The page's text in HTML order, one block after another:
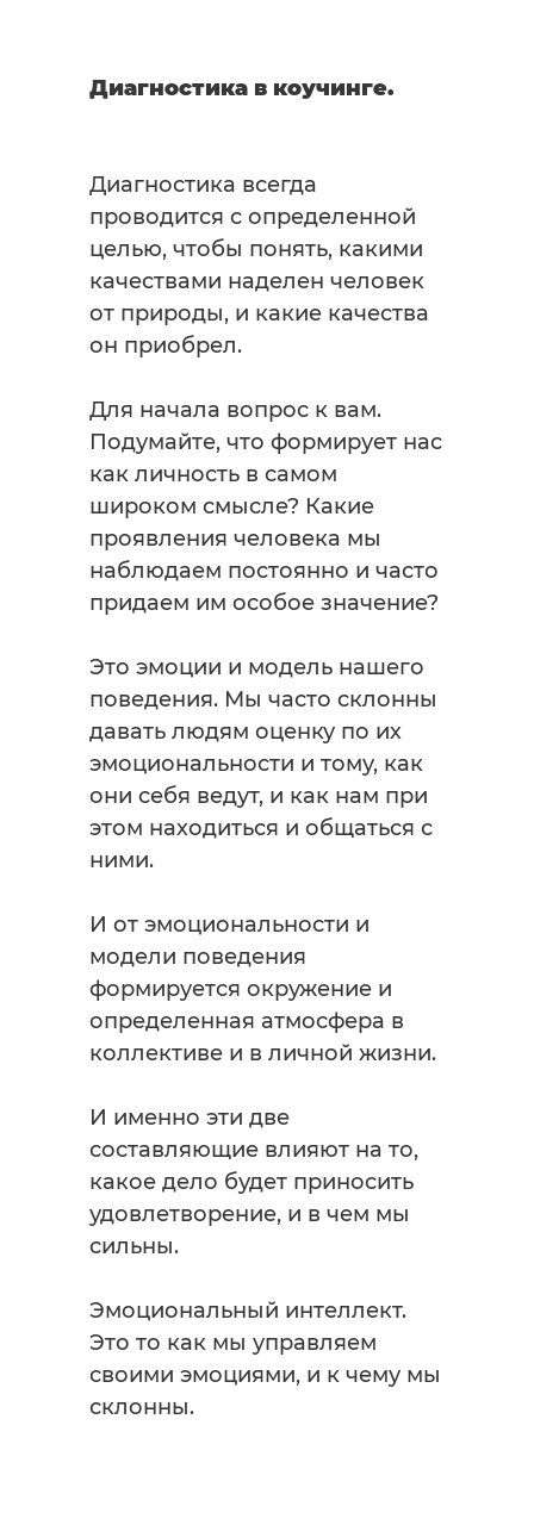
Диагностика в коучинге.
Диагностика всегда
проводится с определенной
целью, чтобы понять, какими
качествами наделен человек
от природы, и какие качества
он приобрел.
Для начала вопрос к вам.
Подумайте, что формирует нас
как личность в самом
широком смысле? Какие
проявления человека мы
наблюдаем постоянно и часто
придаем им особое значение?
Это эмоции и модель нашего
поведения. Мы часто склонны
давать людям оценку по их
эмоциональности и тому, как
они себя ведут, и как нам при
этом находиться и общаться с
ними.
И от эмоциональности и
модели поведения
формируется окружение и
определенная атмосфера в
коллективе и в личной жизни.
И именно эти две
составляющие влияют на то,
какое дело будет приносить
удовлетворение, и в чем мы
сильны.
Эмоциональный интеллект.
Это то как мы управляем
своими эмоциями, и к чему мы
склонны.